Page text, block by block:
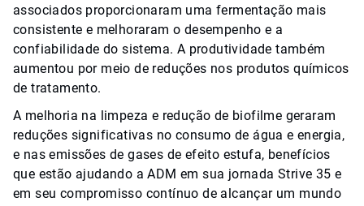
associados proporcionaram uma fermentação mais
consistente e melhoraram o desempenho e a
confiabilidade do sistema. A produtividade também
aumentou por meio de reduções nos produtos químicos
de tratamento.
A melhoria na limpeza e redução de biofilme geraram
reduções significativas no consumo de água e energia,
e nas emissões de gases de efeito estufa, benefícios
que estão ajudando a ADM em sua jornada Strive 35 e
em seu compromisso contínuo de alcançar um mundo